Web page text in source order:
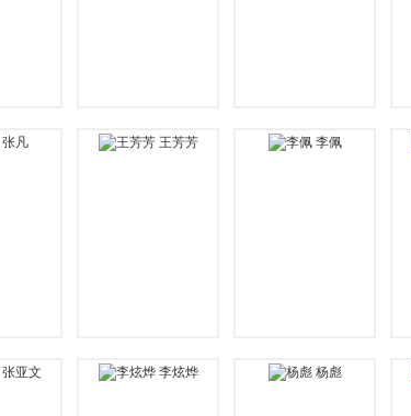
张凡 王芳芳 李佩
张亚文 李炫烨 杨彪